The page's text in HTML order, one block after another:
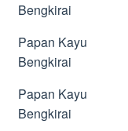
Bengkirai
Papan Kayu
Bengkirai
Papan Kayu
Bengkirai